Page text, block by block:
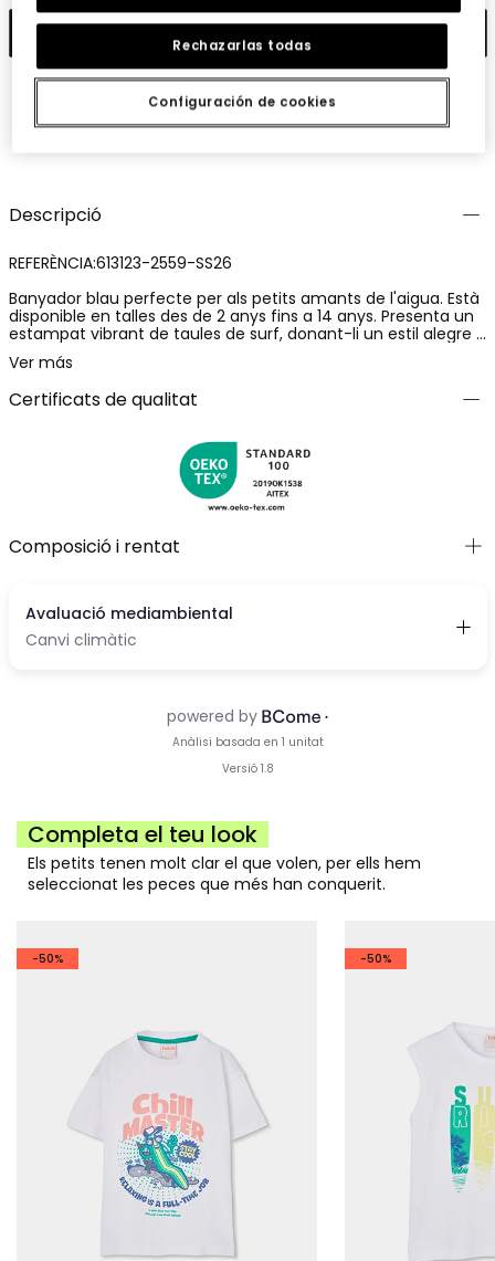
Afegir
Descripció
REFERÈNCIA:613123-2559-SS26
Banyador blau perfecte per als petits amants de l'aigua. Està
disponible en talles des de 2 anys fins a 14 anys. Presenta un
estampat vibrant de taules de surf, donant-li un estil alegre i
estiuenc. Fabricat amb materials d'assecat ràpid, garanteix
confort i practicitat per als dies de platja o piscina. El seu
disseny ajustat ofereix gran llibertat de moviment, ideal per a
activitats aquàtiques. Amb aquest banyador, el teu petit
Ver más
Certificats de qualitat
Composició i rentat
Completa el teu look
Els petits tenen molt clar el que volen, per ells hem
seleccionat les peces que més han conquerit.
-50% -50%
Configuración de cookies
Rechazarlas todas